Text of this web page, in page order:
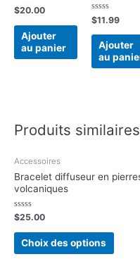
Note
5.00
sur 5
$20.00
Ajouter
au panier
Note
0
sur
$11.99
Ajouter
au
Produits similaires
Accessoires
Bracelet diffuseur en
volcaniques
Note
0
sur
$25.00
Choix des options